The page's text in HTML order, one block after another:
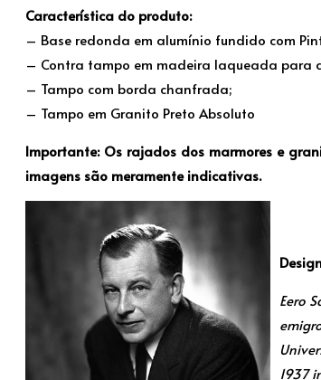
Característica do produto:
– Base redonda em alumínio fundido com
– Contra tampo em madeira laqueada para
– Tampo com borda chanfrada;
– Tampo em Granito Preto Absoluto
Importante: Os rajados dos marmores e
imagens são meramente indicativas.
Eero
1937